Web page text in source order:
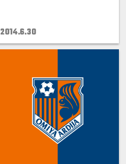
2014.6.30